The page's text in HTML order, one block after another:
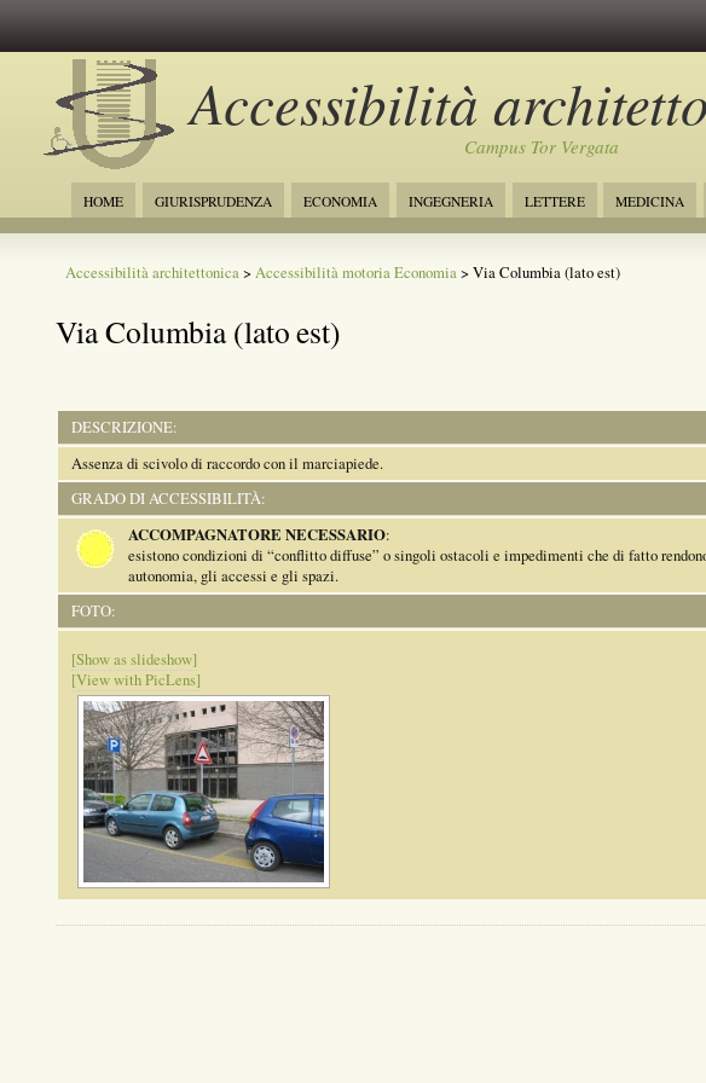
Accessibilità
Campus Tor Vergata
HOME GIURISPRUDENZA ECONOMIA INGEGNERIA LETTERE MEDICINA
Accessibilità architettonica> Accessibilità motoria Economia> Via Columbia (lato est)
Via Columbia (lato est)
DESCRIZIONE:
Assenza di scivolo di raccordo con il marciapiede.
GRADO DI ACCESSIBILITÀ:
ACCOMPAGNATORE NECESSARIO:
esistono condizioni di “conflitto diffuse” o singoli ostacoli e impedimenti che di fatto
autonomia, gli accessi e gli spazi.
FOTO:
[Show as slideshow]
[View with PicLens]